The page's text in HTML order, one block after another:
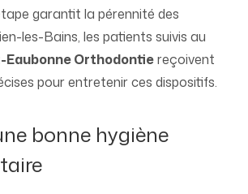
garantit la pérennité des
les-Bains, les patients suivis au
Orthodontiereçoivent
pour entretenir ces dispositifs.
bonne hygiène